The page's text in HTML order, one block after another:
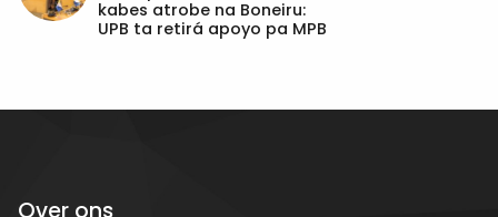
kabes atrobe na Boneiru:
UPB ta retirá apoyo pa MPB
Over ons